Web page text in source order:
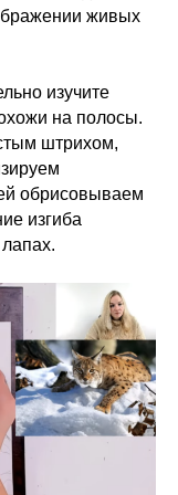
живых
изучите
на полосы.
штрихом,
обрисовываем
изгиба